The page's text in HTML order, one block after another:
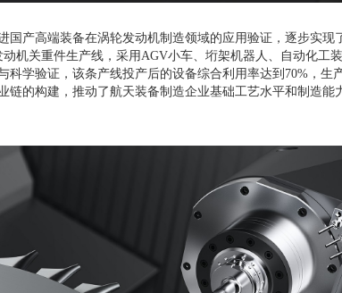
产高端装备在涡轮发动机制造领域的应用验证，逐步实
机关重件生产线，采用AGV小车、垳架机器人、自动化工
学验证，该条产线投产后的设备综合利用率达到 70% ，生
的构建，推动了航天装备制造企业基础工艺水平和制造